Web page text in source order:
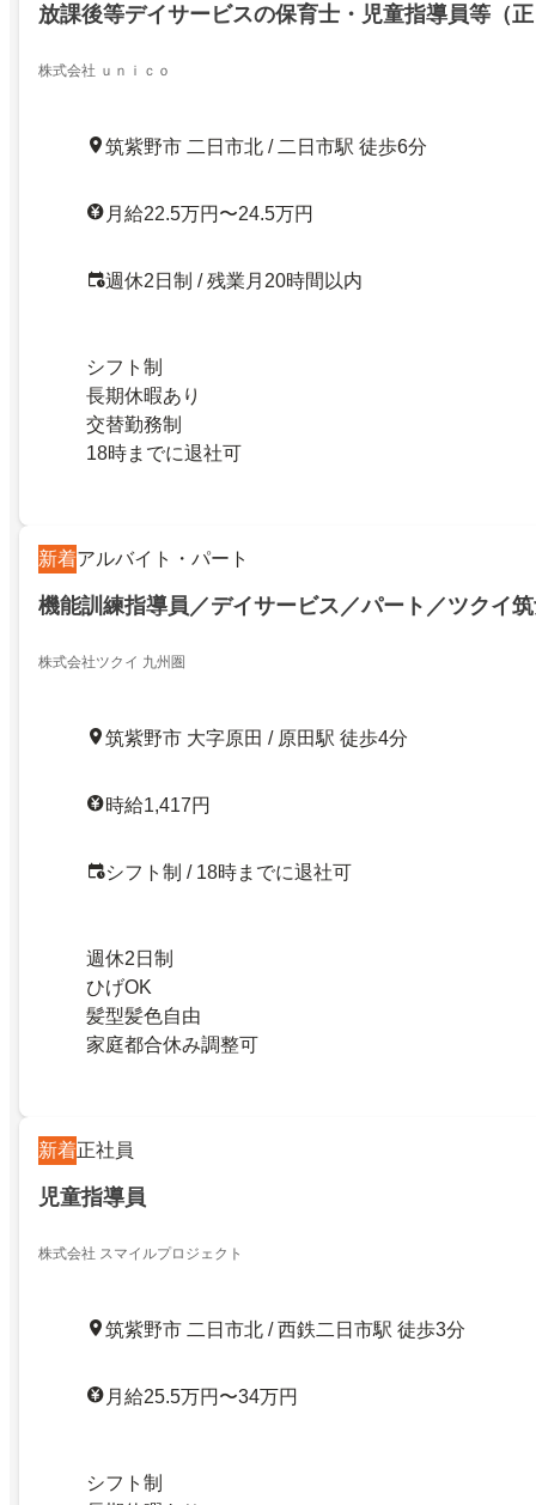
放課後等デイサービスの保育士・児童指導員等（
株式会社 ｕｎｉｃｏ
筑紫野市 二日市北 / 二日市駅 徒歩6分
月給22.5万円〜24.5万円
週休2日制 / 残業月20時間以内
シフト制
長期休暇あり
交替勤務制
18時までに退社可
新着アルバイト・パート
機能訓練指導員／デイサービス／パート／ツクイ
株式会社ツクイ 九州圏
筑紫野市 大字原田 / 原田駅 徒歩4分
時給1,417円
シフト制 / 18時までに退社可
週休2日制
ひげOK
髪型髪色自由
家庭都合休み調整可
新着正社員
児童指導員
株式会社 スマイルプロジェクト
筑紫野市 二日市北 / 西鉄二日市駅 徒歩3分
月給25.5万円〜34万円
シフト制